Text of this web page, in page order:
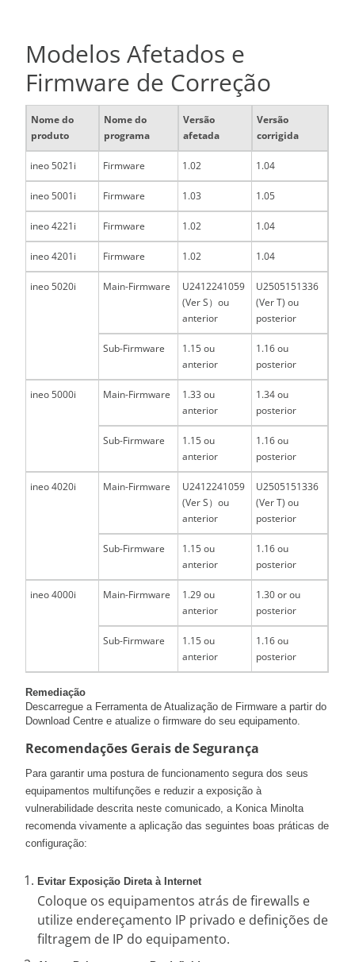
Modelos Afetados e
Firmware de Correção
Nome do
produto
Nome do
programa
Versão
afetada
Versão
corrigida
ineo 5021i Firmware 1.02 1.04
ineo 5001i Firmware 1.03 1.05
ineo 4221i Firmware 1.02 1.04
ineo 4201i Firmware 1.02 1.04
ineo 5020i Main-Firmware
U2412241059
(Ver S）ou
anterior
U2505151336
(Ver T) ou
posterior
Sub-Firmware
1.15 ou
anterior
1.16 ou
posterior
ineo 5000i Main-Firmware
1.33 ou
anterior
1.34 ou
posterior
Sub-Firmware
1.15 ou
anterior
1.16 ou
posterior
ineo 4020i Main-Firmware
U2412241059
(Ver S）ou
anterior
U2505151336
(Ver T) ou
posterior
Sub-Firmware
1.15 ou
anterior
1.16 ou
posterior
ineo 4000i Main-Firmware
1.29 ou
anterior
1.30 or ou
posterior
Sub-Firmware
1.15 ou
anterior
1.16 ou
posterior
Remediação
Descarregue a Ferramenta de Atualização de Firmware a partir do
Download Centre e atualize o firmware do seu equipamento.
Recomendações Gerais de Segurança
Para garantir uma postura de funcionamento segura dos seus
equipamentos multifunções e reduzir a exposição à
vulnerabilidade descrita neste comunicado, a Konica Minolta
recomenda vivamente a aplicação das seguintes boas práticas de
configuração:
Evitar Exposição Direta à Internet
Coloque os equipamentos atrás de firewalls e
utilize endereçamento IP privado e definições de
filtragem de IP do equipamento.